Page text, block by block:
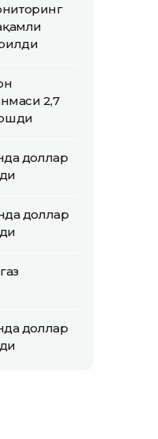
2,7
доллар
доллар
доллар